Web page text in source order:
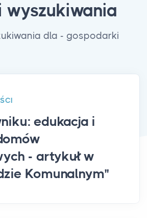
wyszukiwania
dla - gospodarki
edukacja i
- artykuł w
Komunalnym"